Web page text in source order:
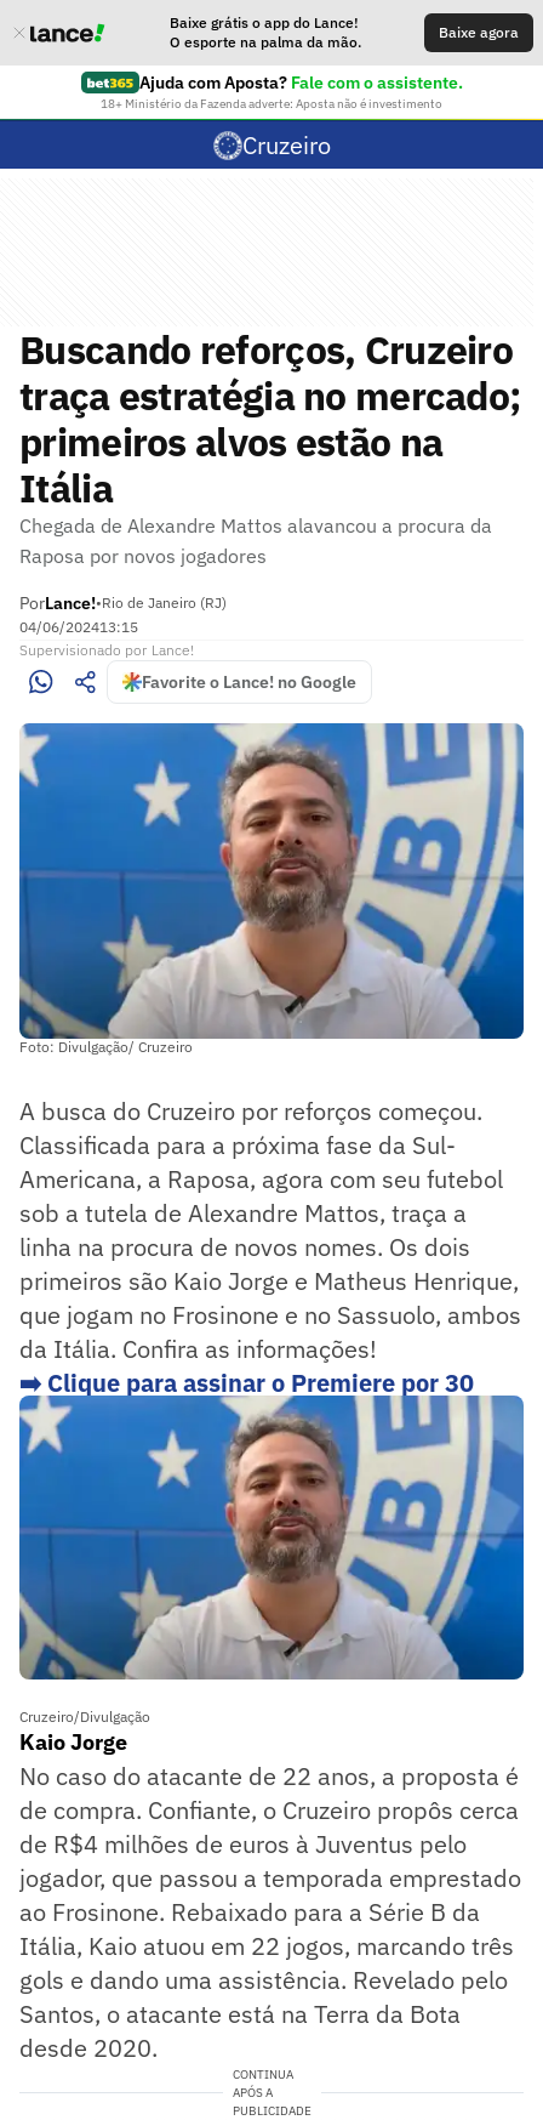
Baixe grátis o app do Lance!
O esporte na palma da mão.
Baixe agora
Ajuda com Aposta? Fale com o assistente.
18+ Ministério da Fazenda adverte: Aposta não é investimento
Cruzeiro
Buscando reforços, Cruzeiro
traça estratégia no mercado;
primeiros alvos estão na
Itália
Chegada de Alexandre Mattos alavancou a procura da
Raposa por novos jogadores
PorLance!•Rio de Janeiro (RJ)
04/06/202413:15
Supervisionado por Lance!
Favorite o Lance! no Google
Foto: Divulgação/ Cruzeiro
A busca do Cruzeiro por reforços começou.
Classificada para a próxima fase da Sul-
Americana, a Raposa, agora com seu futebol
sob a tutela de Alexandre Mattos, traça a
linha na procura de novos nomes. Os dois
primeiros são Kaio Jorge e Matheus Henrique,
que jogam no Frosinone e no Sassuolo, ambos
da Itália. Confira as informações!
➡️ Clique para assinar o Premiere por 30
dias grátis!
Cruzeiro/Divulgação
Kaio Jorge
No caso do atacante de 22 anos, a proposta é
de compra. Confiante, o Cruzeiro propôs cerca
de R$4 milhões de euros à Juventus pelo
jogador, que passou a temporada emprestado
ao Frosinone. Rebaixado para a Série B da
Itália, Kaio atuou em 22 jogos, marcando três
gols e dando uma assistência. Revelado pelo
Santos, o atacante está na Terra da Bota
desde 2020.
CONTINUA
APÓS A
PUBLICIDADE